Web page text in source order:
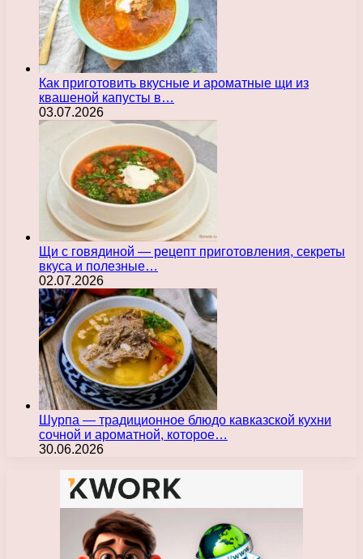
Как приготовить вкусные и ароматные щи из
квашеной капусты в…
03.07.2026
Щи с говядиной — рецепт приготовления, секреты
вкуса и полезные…
02.07.2026
Шурпа — традиционное блюдо кавказской кухни
сочной и ароматной, которое…
30.06.2026